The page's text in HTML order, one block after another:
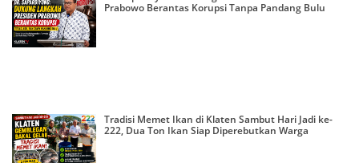
Prabowo Berantas Korupsi Tanpa Pandang Bulu
Tradisi Memet Ikan di Klaten Sambut Hari Jadi ke-
222, Dua Ton Ikan Siap Diperebutkan Warga